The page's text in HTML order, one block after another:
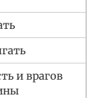
и врагов